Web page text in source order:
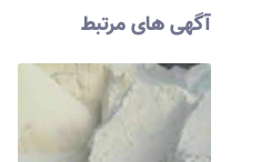
آگهی های مرتبط